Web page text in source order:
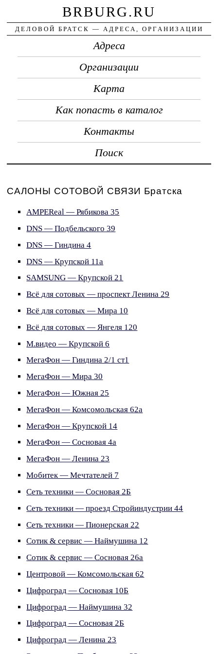
BRBURG.RU
ДЕЛОВОЙ БРАТСК — АДРЕСА, ОРГАНИЗАЦИИ
Адреса
Организации
Карта
Как попасть в каталог
Контакты
Поиск
САЛОНЫ СОТОВОЙ СВЯЗИ Братска
AMPEReal — Рябикова 35
DNS — Подбельского 39
DNS — Гиндина 4
DNS — Крупской 11а
SAMSUNG — Крупской 21
Всё для сотовых — проспект Ленина 29
Всё для сотовых — Мира 10
Всё для сотовых — Янгеля 120
М.видео — Крупской 6
МегаФон — Гиндина 2/1 ст1
МегаФон — Мира 30
МегаФон — Южная 25
МегаФон — Комсомольская 62а
МегаФон — Крупской 14
МегаФон — Сосновая 4а
МегаФон — Ленина 23
Мобитек — Мечтателей 7
Сеть техники — Сосновая 2Б
Сеть техники — проезд Стройиндустрии 44
Сеть техники — Пионерская 22
Сотик & сервис — Наймушина 12
Сотик & сервис — Сосновая 26а
Центровой — Комсомольская 62
Цифроград — Сосновая 10Б
Цифроград — Наймушина 32
Цифроград — Сосновая 2Б
Цифроград — Ленина 23